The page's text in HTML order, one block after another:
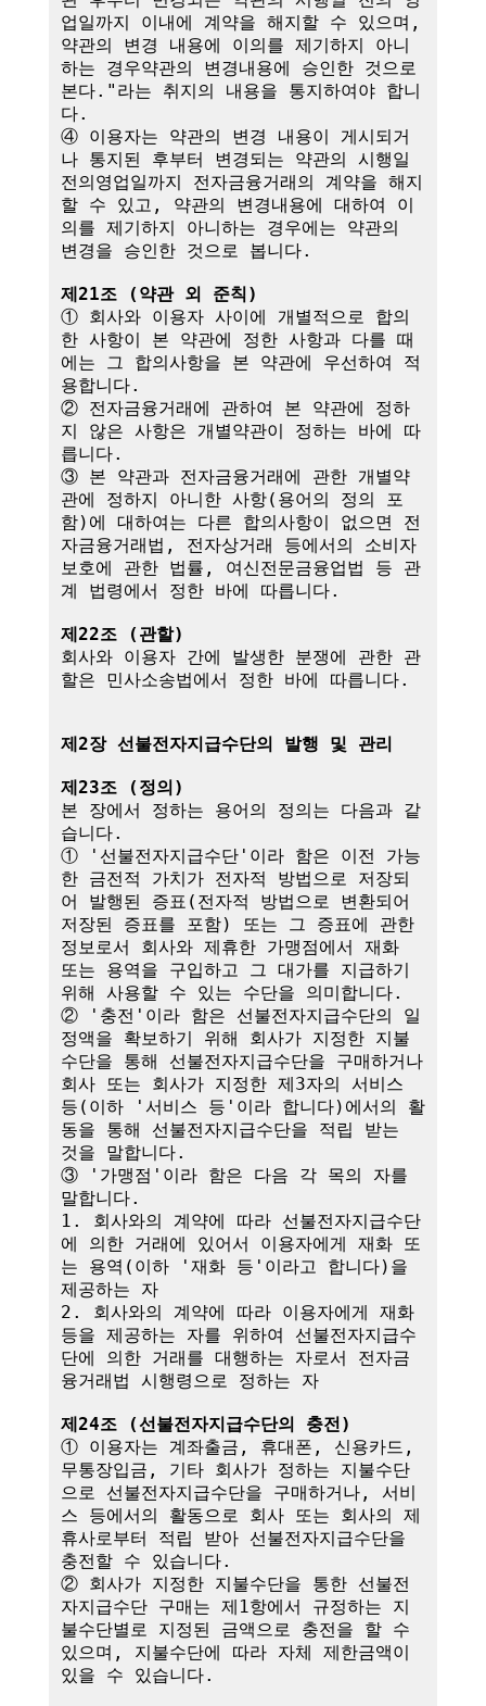
업일까지 이내에 계약을 해지할 수 있으며,
약관의 변경 내용에 이의를 제기하지 아니
하는 경우약관의 변경내용에 승인한 것으로
본다."라는 취지의 내용을 통지하여야 합니
다.
④ 이용자는 약관의 변경 내용이 게시되거
나 통지된 후부터 변경되는 약관의 시행일
전의영업일까지 전자금융거래의 계약을 해지
할 수 있고, 약관의 변경내용에 대하여 이
의를 제기하지 아니하는 경우에는 약관의
변경을 승인한 것으로 봅니다.
제21조 (약관 외 준칙)
① 회사와 이용자 사이에 개별적으로 합의
한 사항이 본 약관에 정한 사항과 다를 때
에는 그 합의사항을 본 약관에 우선하여 적
용합니다.
② 전자금융거래에 관하여 본 약관에 정하
지 않은 사항은 개별약관이 정하는 바에 따
릅니다.
③ 본 약관과 전자금융거래에 관한 개별약
관에 정하지 아니한 사항(용어의 정의 포
함)에 대하여는 다른 합의사항이 없으면 전
자금융거래법, 전자상거래 등에서의 소비자
보호에 관한 법률, 여신전문금융업법 등 관
계 법령에서 정한 바에 따릅니다.
제22조 (관할)
회사와 이용자 간에 발생한 분쟁에 관한 관
할은 민사소송법에서 정한 바에 따릅니다.
제2장 선불전자지급수단의 발행 및 관리
제23조 (정의)
본 장에서 정하는 용어의 정의는 다음과 같
습니다.
① '선불전자지급수단'이라 함은 이전 가능
한 금전적 가치가 전자적 방법으로 저장되
어 발행된 증표(전자적 방법으로 변환되어
저장된 증표를 포함) 또는 그 증표에 관한
정보로서 회사와 제휴한 가맹점에서 재화
또는 용역을 구입하고 그 대가를 지급하기
위해 사용할 수 있는 수단을 의미합니다.
② '충전'이라 함은 선불전자지급수단의 일
정액을 확보하기 위해 회사가 지정한 지불
수단을 통해 선불전자지급수단을 구매하거나
회사 또는 회사가 지정한 제3자의 서비스
등(이하 '서비스 등'이라 합니다)에서의 활
동을 통해 선불전자지급수단을 적립 받는
것을 말합니다.
③ '가맹점'이라 함은 다음 각 목의 자를
말합니다.
1. 회사와의 계약에 따라 선불전자지급수단
에 의한 거래에 있어서 이용자에게 재화 또
는 용역(이하 '재화 등'이라고 합니다)을
제공하는 자
2. 회사와의 계약에 따라 이용자에게 재화
등을 제공하는 자를 위하여 선불전자지급수
단에 의한 거래를 대행하는 자로서 전자금
융거래법 시행령으로 정하는 자
제24조 (선불전자지급수단의 충전)
① 이용자는 계좌출금, 휴대폰, 신용카드,
무통장입금, 기타 회사가 정하는 지불수단
으로 선불전자지급수단을 구매하거나, 서비
스 등에서의 활동으로 회사 또는 회사의 제
휴사로부터 적립 받아 선불전자지급수단을
충전할 수 있습니다.
② 회사가 지정한 지불수단을 통한 선불전
자지급수단 구매는 제1항에서 규정하는 지
불수단별로 지정된 금액으로 충전을 할 수
있으며, 지불수단에 따라 자체 제한금액이
있을 수 있습니다.